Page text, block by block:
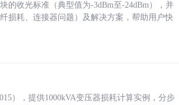
的收光标准（典型值为-3dBm至-24dBm），并
损耗、连接器问题）及解决方案，帮助用户快
），提供1000kVA变压器损耗计算实例，分步